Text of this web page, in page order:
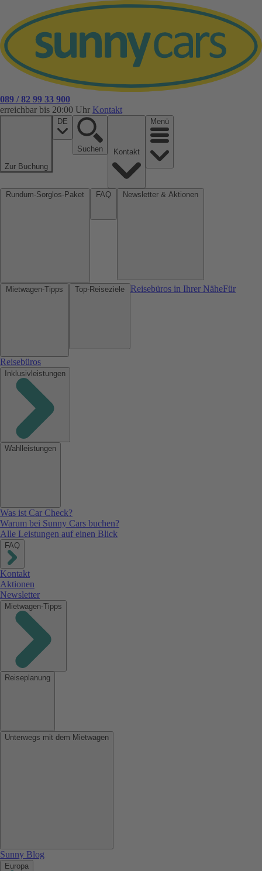
089 / 82 99 33 900
erreichbar bis 20:00 Uhr Kontakt
Zur Buchung
DE
Suchen
Menü
Reisebüros in Ihrer NäheFür
Reisebüros
Inklusivleistungen
Wahlleistungen
Was ist Car Check?
Warum bei Sunny Cars buchen?
Alle Leistungen auf einen Blick
FAQ
Kontakt
Aktionen
Newsletter
Mietwagen-Tipps
Reiseplanung
Unterwegs mit dem Mietwagen
Sunny Blog
Europa